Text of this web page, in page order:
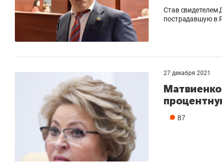
Став свидетелем
пострадавшую в
27 декабря 2021
87